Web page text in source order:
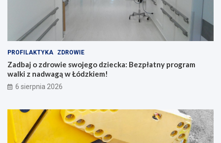
n
g
i
b
h
PROFILAKTYKA ZDROWIE
Zadbaj o zdrowie swojego dziecka: Bezpłatny program
walki z nadwagą w Łódzkiem!
6 sierpnia 2026